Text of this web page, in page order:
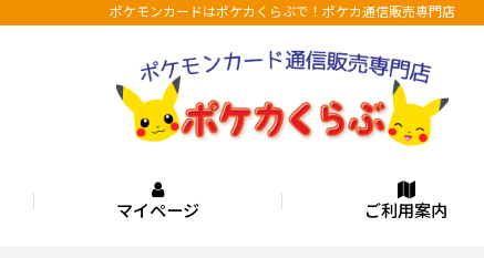
ポケモンカードはポケカくらぶで！ポケカ通信販売専門店
マイページ ご利用案内